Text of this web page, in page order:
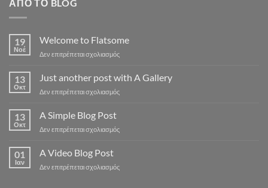
ΑΠΌ ΤΟ BLOG
19
Νοέ
Welcome to Flatsome
Δεν επιτρέπεται σχολιασμόςστο
to
Flatsome
13
Οκτ
Just another post with A Gallery
Δεν επιτρέπεται σχολιασμόςστο
with
13
Οκτ
A Simple Blog Post
Δεν επιτρέπεται σχολιασμόςστο
Post
01
Ιαν
A Video Blog Post
Δεν επιτρέπεται σχολιασμόςστο